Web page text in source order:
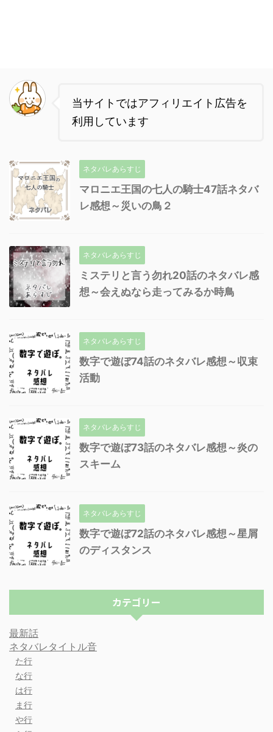
当サイトではアフィリエイト広告を
利用しています
ネタバレあらすじ
マロニエ王国の七人の騎士47話ネタバ
レ感想～災いの鳥２
ネタバレあらすじ
ミステリと言う勿れ20話のネタバレ感
想～会えぬなら走ってみるか時鳥
ネタバレあらすじ
数字で遊ぼ74話のネタバレ感想～収束
活動
ネタバレあらすじ
数字で遊ぼ73話のネタバレ感想～炎の
スキーム
ネタバレあらすじ
数字で遊ぼ72話のネタバレ感想～星屑
のディスタンス
カテゴリー
最新話
ネタバレタイトル音
た行
な行
は行
ま行
や行